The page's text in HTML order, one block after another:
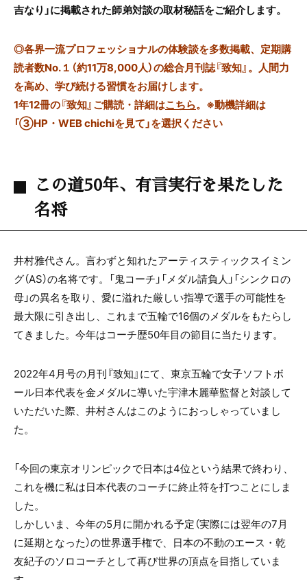
吉なり」に掲載された師弟対談の取材秘話をご紹介します。
◎各界一流プロフェッショナルの体験談を多数掲載、定期購
読者数No.１（約11万8,000人）の総合月刊誌『致知』。人間力
を高め、学び続ける習慣をお届けします。
1年12冊の『致知』ご購読・詳細はこちら。 ※動機詳細は
「③HP・WEB chichiを見て」を選択ください
この道50年、有言実行を果たした
名将
井村雅代さん。言わずと知れたアーティスティックスイミン
グ（AS）の名将です。「鬼コーチ」「メダル請負人」「シンクロの
母」の異名を取り、愛に溢れた厳しい指導で選手の可能性を
最大限に引き出し、これまで五輪で16個のメダルをもたらし
てきました。今年はコーチ歴50年目の節目に当たります。
2022年4月号の月刊『致知』にて、東京五輪で女子ソフトボ
ール日本代表を金メダルに導いた宇津木麗華監督と対談して
いただいた際、井村さんはこのようにおっしゃっていまし
た。
「今回の東京オリンピックで日本は4位という結果で終わり、
これを機に私は日本代表のコーチに終止符を打つことにしま
した。
しかしいま、今年の5月に開かれる予定（実際には翌年の7月
に延期となった）の世界選手権で、日本の不動のエース・乾
友紀子のソロコーチとして再び世界の頂点を目指していま